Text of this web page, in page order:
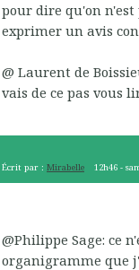
pour dire qu'on
exprimer un avis
@ Laurent de
vais de ce pas vous
Écrit par : Mirabelle 12h46 -
@Philippe Sage: ce
organigramme que